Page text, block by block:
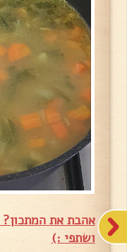
אהבת את
ושתפי :)